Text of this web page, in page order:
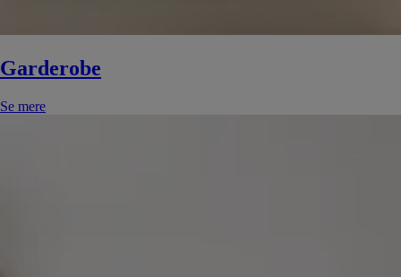
Garderobe
Se mere